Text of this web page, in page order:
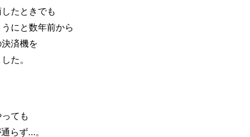
たときでも
にと数年前から
済機を
た。
ても
らず…。